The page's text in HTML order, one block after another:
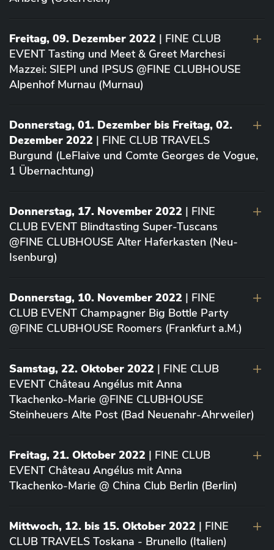
Freitag, 09. Dezember 2022 | FINE CLUB
EVENT Tasting und Meet & Greet Marchesi
Mazzei: SIEPI und IPSUS @FINE CLUBHOUSE
Alpenhof Murnau (Murnau)
Donnerstag, 01. Dezember bis Freitag, 02.
Dezember 2022 | FINE CLUB TRAVELS
Burgund (LeFlaive und Comte Georges de Vogue,
1 Übernachtung)
Donnerstag, 17. November 2022 | FINE
CLUB EVENT Blindtasting Super-Tuscans
@FINE CLUBHOUSE Alter Haferkasten (Neu-
Isenburg)
Donnerstag, 10. November 2022 | FINE
CLUB EVENT Champagner Big Bottle Party
@FINE CLUBHOUSE Roomers (Frankfurt a.M.)
Samstag, 22. Oktober 2022 | FINE CLUB
EVENT Château Angélus mit Anna
Tkachenko-Marie @FINE CLUBHOUSE
Steinheuers Alte Post (Bad Neuenahr-Ahrweiler)
Freitag, 21. Oktober 2022 | FINE CLUB
EVENT Château Angélus mit Anna
Tkachenko-Marie @ China Club Berlin (Berlin)
Mittwoch, 12. bis 15. Oktober 2022 | FINE
CLUB TRAVELS Toskana - Brunello (Italien)